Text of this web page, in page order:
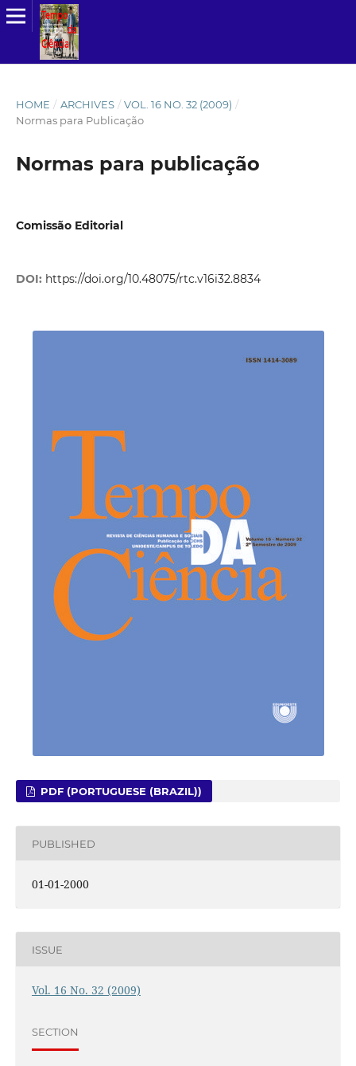
HOME / ARCHIVES / VOL. 16 NO. 32 (2009) /
Normas para Publicação
Normas para publicação
Comissão Editorial
DOI: https://doi.org/10.48075/rtc.v16i32.8834
PDF (PORTUGUESE (BRAZIL))
PUBLISHED
01-01-2000
ISSUE
Vol. 16 No. 32 (2009)
SECTION